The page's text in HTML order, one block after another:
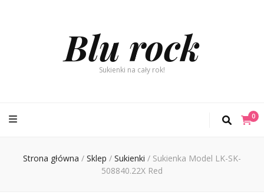
Blu rock
Sukienki na cały rok!
0
Strona główna / Sklep / Sukienki / Sukienka Model LK-SK-
508840.22X Red